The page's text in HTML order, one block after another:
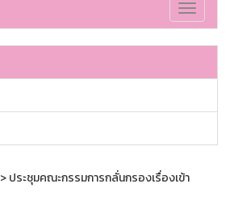
Toggle
> ประชุมคณะกรรมการกลั่นกรองเรื่องเข้า